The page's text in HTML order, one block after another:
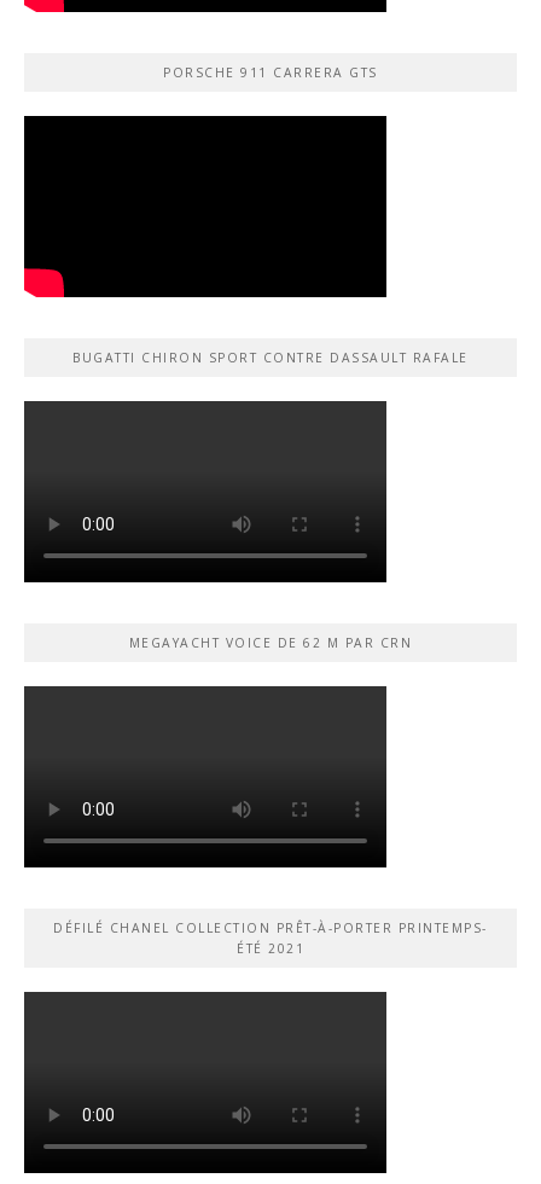
PORSCHE 911 CARRERA GTS
BUGATTI CHIRON SPORT CONTRE DASSAULT RAFALE
MEGAYACHT VOICE DE 62 M PAR CRN
DÉFILÉ CHANEL COLLECTION PRÊT-À-PORTER PRINTEMPS-
ÉTÉ 2021